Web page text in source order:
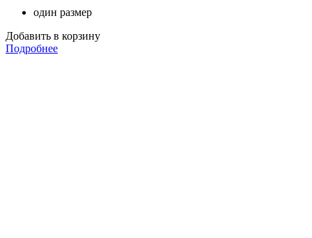
один размер
Добавить в корзину
Подробнее